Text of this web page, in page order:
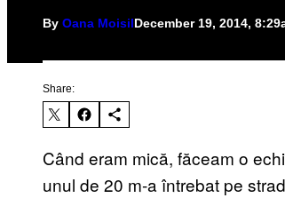
By Oana MoisilDecember 19, 2014,
Share:
Când eram mică, făceam o
unul de 20 m-a întrebat pe